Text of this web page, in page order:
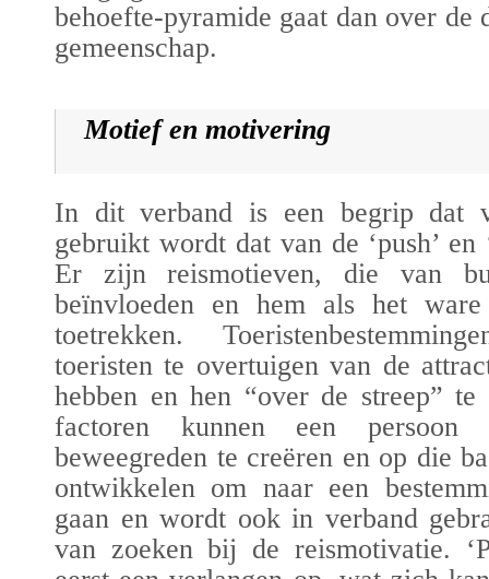
behoefte-pyramide gaat dan over de
gemeenschap.
Motief en motivering
In dit verband is een begrip dat
gebruikt wordt dat van de ‘push’ en
Er zijnreismotieven, die van
beïnvloeden en hem als het
toetrekken.
toeristen te overtuigen van de
hebben en hen “over de streep” te
factoren kunnen een
beweegreden te creëren en op die
ontwikkelen om naar een
gaan en wordt ook in verband
van zoeken bij de reismotivatie.